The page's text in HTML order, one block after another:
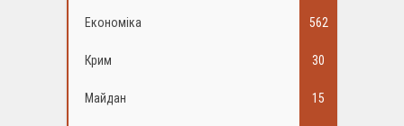
Економіка 562
Крим 30
Майдан 15